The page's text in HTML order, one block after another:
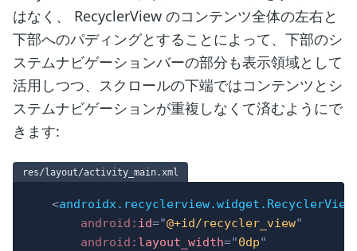
はなく、 RecyclerView のコンテンツ全体の左右と
下部へのパディングとすることによって、下部のシ
ステムナビゲーションバーの部分も表示領域として
活用しつつ、スクロールの下端ではコンテンツとシ
ステムナビゲーションが重複しなくて済むようにで
きます:
res/layout/activity_main.xml
<androidx.recyclerview.widget.RecyclerView
android: id="@+id/recycler_view"
android: layout_width="0dp"